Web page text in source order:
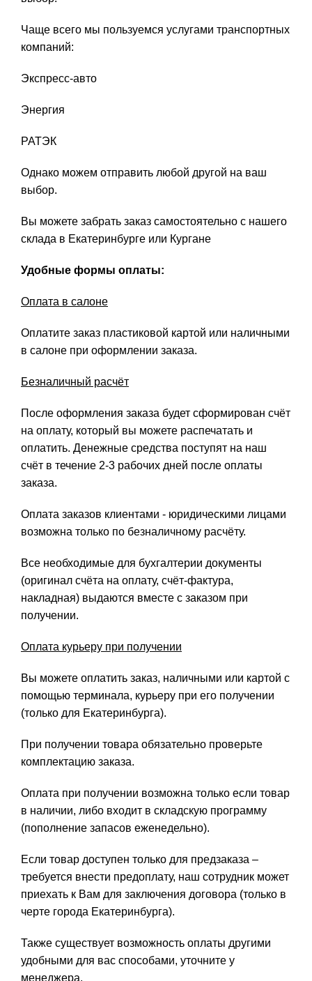
Чаще всего мы пользуемся услугами транспортных
компаний:
Экспресс-авто
Энергия
РАТЭК
Однако можем отправить любой другой на ваш
выбор.
Вы можете забрать заказ самостоятельно с нашего
склада в Екатеринбурге или Кургане
Удобные формы оплаты:
Оплата в салоне
Оплатите заказ пластиковой картой или наличными
в салоне при оформлении заказа.
Безналичный расчёт
После оформления заказа будет сформирован счёт
на оплату, который вы можете распечатать и
оплатить. Денежные средства поступят на наш
счёт в течение 2-3 рабочих дней после оплаты
заказа.
Оплата заказов клиентами - юридическими лицами
возможна только по безналичному расчёту.
Все необходимые для бухгалтерии документы
(оригинал счёта на оплату, счёт-фактура,
накладная) выдаются вместе с заказом при
получении.
Оплата курьеру при получении
Вы можете оплатить заказ, наличными или картой с
помощью терминала, курьеру при его получении
(только для Екатеринбурга).
При получении товара обязательно проверьте
комплектацию заказа.
Оплата при получении возможна только если товар
в наличии, либо входит в складскую программу
(пополнение запасов еженедельно).
Если товар доступен только для предзаказа –
требуется внести предоплату, наш сотрудник может
приехать к Вам для заключения договора (только в
черте города Екатеринбурга).
Также существует возможность оплаты другими
удобными для вас способами, уточните у
менеджера.